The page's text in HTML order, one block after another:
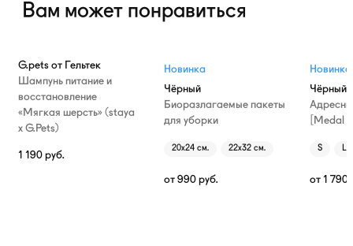
Вам может понравиться
G.pets от Гельтек
Шампунь питание и
восстановление
«Мягкая шерсть» (staya
х G.Pets)
1 190 руб.
Новинка
Чёрный
Биоразлагаемые пакеты
для уборки
20х24 см. 22х32 см.
от 990 руб.
Новинка
Чёрный
[Medal
S L
от 1 790